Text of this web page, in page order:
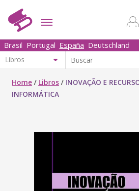
Brasil Portugal España Deutschland
Home / Libros / INOVAÇÃO E
INFORMÁTICA